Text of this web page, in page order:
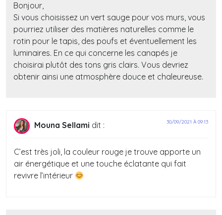
Bonjour,
Si vous choisissez un vert sauge pour vos murs, vous
pourriez utiliser des matières naturelles comme le
rotin pour le tapis, des poufs et éventuellement les
luminaires. En ce qui concerne les canapés je
choisirai plutôt des tons gris clairs. Vous devriez
obtenir ainsi une atmosphère douce et chaleureuse.
Mouna Sellami dit : 30/09/2021 À 09:13
C’est très joli, la couleur rouge je trouve apporte un
air énergétique et une touche éclatante qui fait
revivre l’intérieur